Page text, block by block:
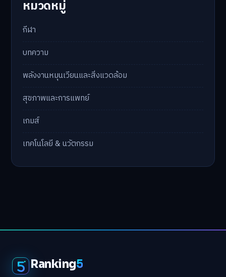
หมวดหมู่
กีฬา
บทความ
พลังงานหมุนเวียนและสิ่งแวดล้อม
สุขภาพและการแพทย์
เกมส์
เทคโนโลยี & นวัตกรรม
Ranking5